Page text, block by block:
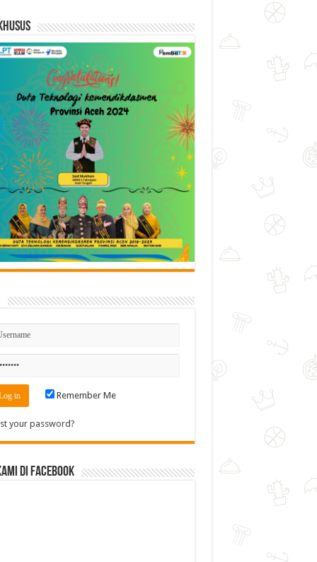
Remember Me
your password?
di Facebook